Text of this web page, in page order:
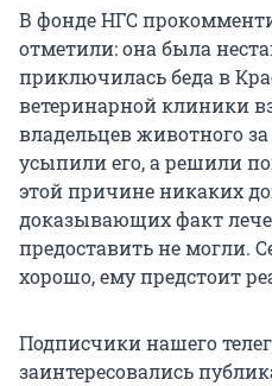
В фонде НГС
отметили: она была
приключилась беда в
ветеринарной клиники
владельцев животного
усыпили его, а решили
этой причине никаких
доказывающих факт
предоставить не могли.
хорошо, ему предстоит
Подписчики нашего
заинтересовались